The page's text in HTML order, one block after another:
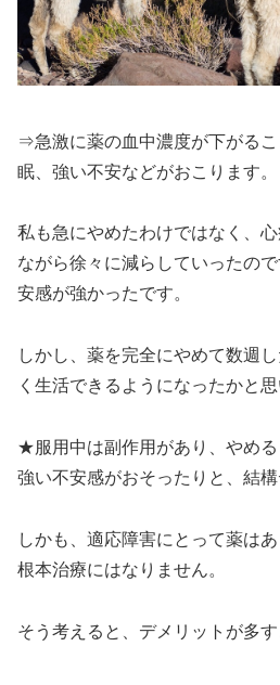
⇒急激に薬の血中濃度が下がる
眠、強い不安などがおこります。
私も急にやめたわけではなく、
ながら徐々に減らしていったの
安感が強かったです。
しかし、薬を完全にやめて数週
く生活できるようになったかと思
★服用中は副作用があり、やめ
強い不安感がおそったりと、結構
しかも、適応障害にとって薬は
根本治療にはなりません。
そう考えると、デメリットが多す